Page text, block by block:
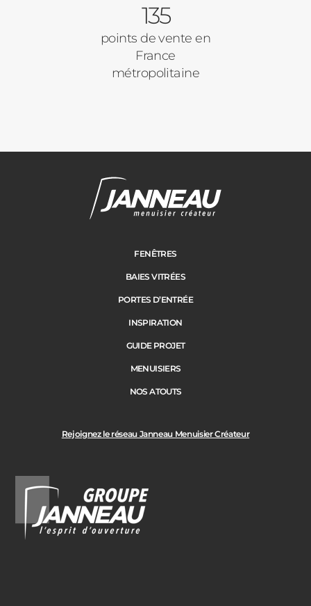
Volets Roulants
Pergolas
Cloture
Suivant
Adresse des travaux
Code Postal des travaux
135
points de vente en
France
métropolitaine
Rejoignez le réseau Janneau Menuisier Créateur
FENÊTRES
BAIES VITRÉES
PORTES D’ENTRÉE
INSPIRATION
GUIDE PROJET
MENUISIERS
NOS ATOUTS